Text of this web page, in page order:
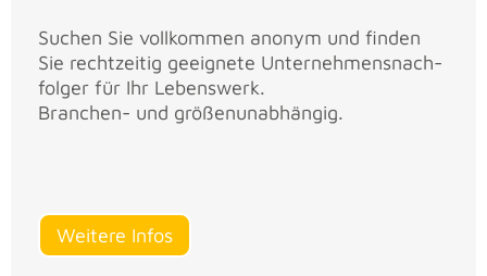
Su­chen Sie voll­kom­men an­onym und fin­den
Sie recht­zei­tig ge­eig­ne­te Un­ter­neh­mens­nach­
fol­ger für Ihr Le­bens­werk.
Bran­chen- und grö­ßen­un­ab­hän­gig.
Wei­te­re Infos